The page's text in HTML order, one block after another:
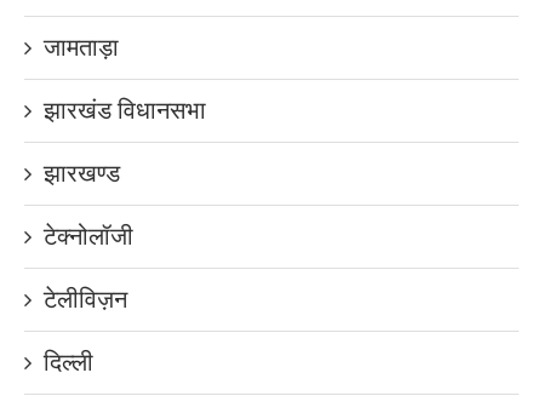
जामताड़ा
झारखंड विधानसभा
झारखण्ड
टेक्नोलॉजी
टेलीविज़न
दिल्ली